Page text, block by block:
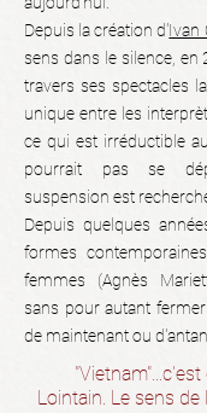
Depuis la création d'Ivan
sens dans le silence, en
travers ses spectacles
unique entre les
ce qui est irréductible
pourrait pas se
suspension est
Depuis quelques
formes
femmes (Agnès
sans pour autant
de maintenant ou d'antan.
Lointain. Le sens